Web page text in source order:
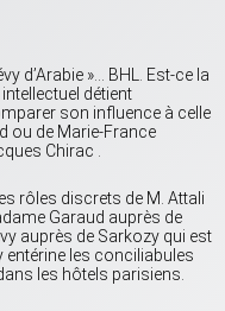
d’Arabie »… BHL. Est-ce la
détient
son influence à celle
ou de Marie-France
Chirac .
rôles discrets de M. Attali
Garaud auprès de
auprès de Sarkozy qui est
entérine les conciliabules
les hôtels parisiens.